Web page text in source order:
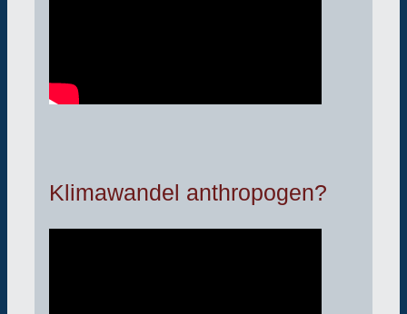
Klimawandel anthropogen?